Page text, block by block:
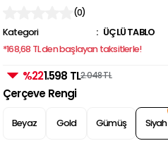
(0)
Kategori
ÜÇLÜ TABLO
*168,68 TL den başlayan taksitlerle!
%221.598 TL2.048 TL
Çerçeve Rengi
Beyaz Gold Gümüş Siyah